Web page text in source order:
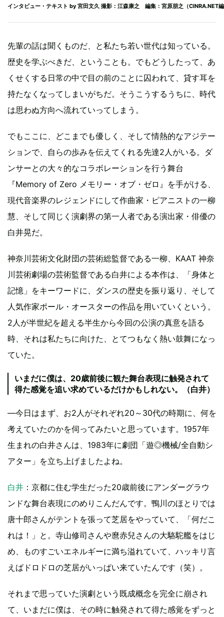
インタビュー・テキスト by 宮田文久 撮影：江森康之 編集：宮原朋之（CINRA.NET
先輩の話は聞くものだ、と私たち若い世代は知っている。
歴史を学ぶべきだ、ということも。でもどうしたって、あ
くせくする日常の中で目の前のことに囚われて、貸す耳を
持たなくなってしまいがちだ。そうこうするうちに、時代
は思わぬ方向へ流れていってしまう。
でもここに、どこまでも優しく、そして情熱的なアジテー
ションで、自らの歩みを伝えてくれる先達2人がいる。ダ
ンサーとの大々的なコラボレーションを行う舞台
『Memory of Zero メモリー・オブ・ゼロ』を手がける、
現代音楽界のレジェンドにして作曲家・ピアニストの一柳
慧、そして同じく演劇界の第一人者である演出家・俳優の
白井晃だ。
神奈川芸術文化財団の芸術総監督である一柳、KAAT 神奈
川芸術劇場の芸術監督である白井による本作は、「身体と
記憶」をキーワードに、ダンスの歴史を振り返り、そして
人気作家ポール・オースターの作品を用いていくという。
2人が半世紀を超える半生から今回の公演の真意を語る
時、それは私たちに向けた、とてつもなく熱い鼓舞になっ
ていた。
いまだに僕は、20歳前後に観た舞台表現に触発されて
得た感覚を追い求めているだけかもしれない。（白井）
—今日はまず、お2人がそれぞれ20～30代の時期に、何を
考えていたのかを伺ってみたいと思っています。1957年
生まれの白井さんは、1983年に劇団「遊◎機械/全自動シ
アター」を立ち上げましたよね。
白井 ：京都に住む学生だった20歳前後にアンダーグラウ
ンドな舞台表現にのめりこんだんです。鴨川のほとりでは
唐十郎さんがテントを張って芝居をやっていて、「何だこ
れは！」と。寺山修司さんや麿赤兒さんの大駱駝艦をはじ
め、ものすごいエネルギーに満ち溢れていて、ハッキリ言
えばドロドロの芝居がいっぱい来ていたんです（笑）。
それまで思っていた演劇という既成概念を完全に崩され
て、いまだに僕は、その時に触発されて得た感覚をずっと